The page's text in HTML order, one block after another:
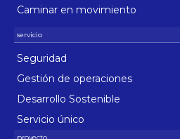
Caminar en movimiento
Seguridad
Gestión de operaciones
Desarrollo Sostenible
Servicio único